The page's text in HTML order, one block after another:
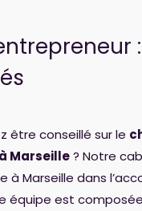
être conseillé sur le
à Marseille? Notre
à Marseille dans
équipe est